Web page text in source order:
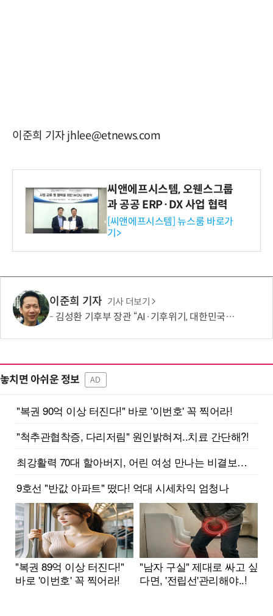
이준희 기자 jhlee@etnews.com
씨앤에프시스템, 오웬스그룹
과 공공 ERP·DX 사업 협력
[씨앤에프시스템] 뉴스룸 바로가
기>
이준희 기자 기사 더보기
김성환 기후부 장관 “AI·기후위기, 대한민국이 함께 해결할 첫 국가 될 것”
놓치면 아쉬운 정보 AD